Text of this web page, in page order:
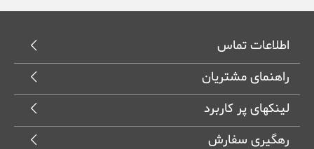
اطلاعات تماس
راهنمای مشتریان
لینکهای پر کاربرد
رهگیری سفارش